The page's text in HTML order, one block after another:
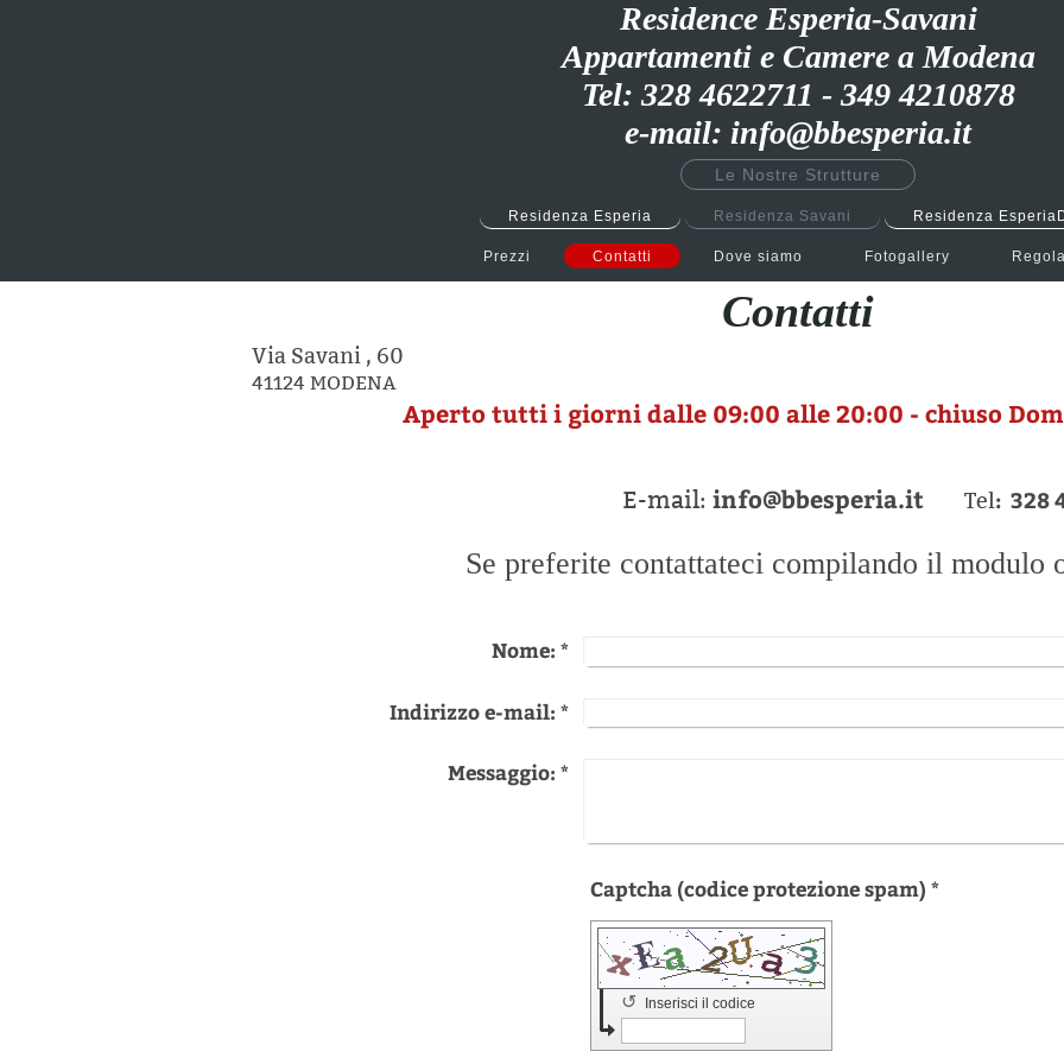
Residence Esperia-Savani
Appartamenti e Camere a Modena
Tel: 328 4622711 - 349 4210878
e-mail: info@bbesperia.it
Le Nostre Strutture
Residenza Esperia Residenza Savani Residenza
Prezzi Contatti Dove siamo Fotogallery
Contatti
Via Savani , 60
41124 MODENA
Aperto tutti i giorni dalle 09:00 alle 20:00 - chiuso
E-mail: info@bbesperia.it Tel: 328
Se preferite contattateci compilando il modulo
Nome: *
Indirizzo e-mail: *
Messaggio: *
Captcha (codice protezione spam) *
Inserisci il codice
↺